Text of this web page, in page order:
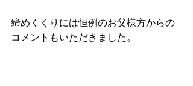
締めくくりには恒例のお父様方からの
コメントもいただきました。